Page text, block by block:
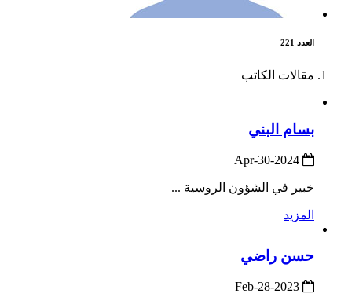
العدد 221
مقالات الكاتب
بسام البني
خبير في الشؤون الروسية ...
المزيد
حسن راضي